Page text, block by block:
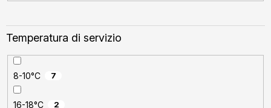
Temperatura di servizio
8-10°C 7
16-18°C 2